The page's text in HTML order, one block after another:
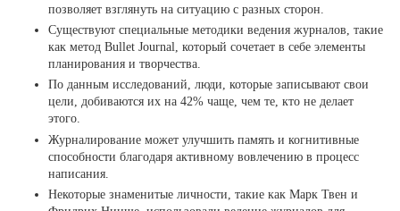
позволяет взглянуть на ситуацию с разных сторон.
Существуют специальные методики ведения журналов, такие
как метод Bullet Journal, который сочетает в себе элементы
планирования и творчества.
По данным исследований, люди, которые записывают свои
цели, добиваются их на 42% чаще, чем те, кто не делает
этого.
Журналирование может улучшить память и когнитивные
способности благодаря активному вовлечению в процесс
написания.
Некоторые знаменитые личности, такие как Марк Твен и